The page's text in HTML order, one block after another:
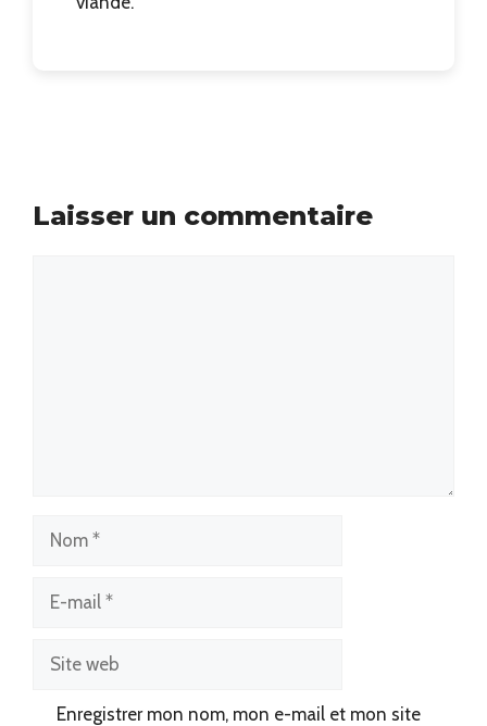
Laisser un commentaire
mail
web
Enregistrer mon nom, mon e-mail et mon site